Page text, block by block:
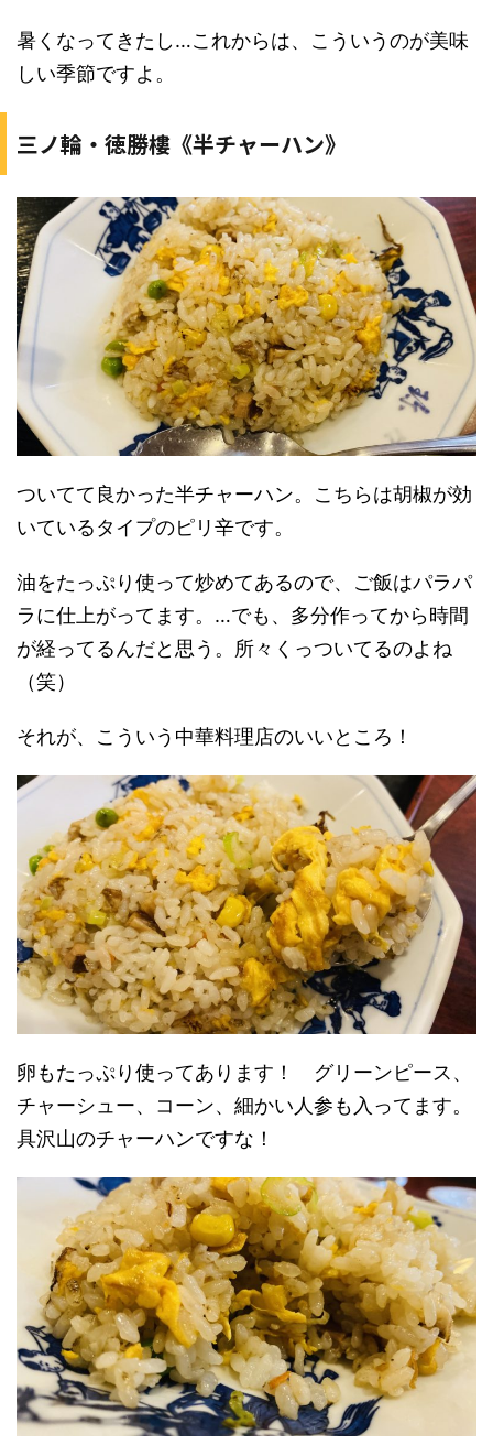
暑くなってきたし…これからは、こういうのが美味
しい季節ですよ。
三ノ輪・徳勝樓《半チャーハン》
ついてて良かった半チャーハン。こちらは胡椒が効
いているタイプのピリ辛です。
油をたっぷり使って炒めてあるので、ご飯はパラパ
ラに仕上がってます。…でも、多分作ってから時間
が経ってるんだと思う。所々くっついてるのよね
（笑）
それが、こういう中華料理店のいいところ！
卵もたっぷり使ってあります！ グリーンピース、
チャーシュー、コーン、細かい人参も入ってます。
具沢山のチャーハンですな！